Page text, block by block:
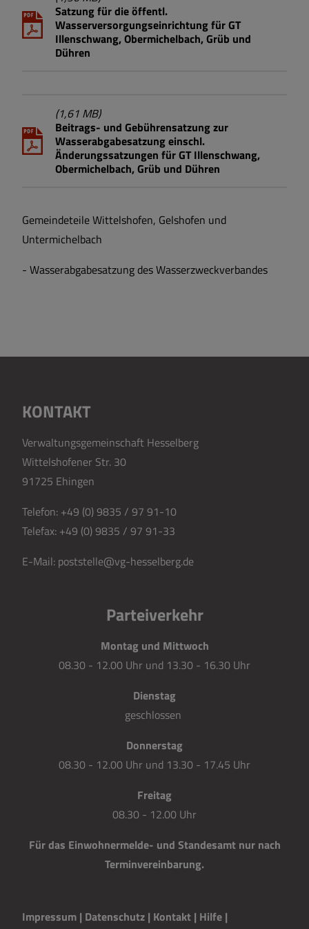
Satzung für die öffentl.
Wasserversorgungseinrichtung für GT
Illenschwang, Obermichelbach, Grüb und
Dühren
(1,61 MB)
Beitrags- und Gebührensatzung zur
Wasserabgabesatzung einschl.
Änderungssatzungen für GT Illenschwang,
Obermichelbach, Grüb und Dühren
Gemeindeteile Wittelshofen, Gelshofen und
Untermichelbach
- Wasserabgabesatzung des Wasserzweckverbandes
KONTAKT
Verwaltungsgemeinschaft Hesselberg
Wittelshofener Str. 30
91725 Ehingen
Telefon: +49 (0) 9835 / 97 91-10
Telefax: +49 (0) 9835 / 97 91-33
E-Mail: poststelle@vg-hesselberg.de
Parteiverkehr
Montag und Mittwoch
08.30 - 12.00 Uhr und 13.30 - 16.30 Uhr
Dienstag
geschlossen
Donnerstag
08.30 - 12.00 Uhr und 13.30 - 17.45 Uhr
Freitag
08.30 - 12.00 Uhr
Für das Einwohnermelde- und Standesamt nur nach
Terminvereinbarung.
Impressum | Datenschutz | Kontakt | Hilfe |